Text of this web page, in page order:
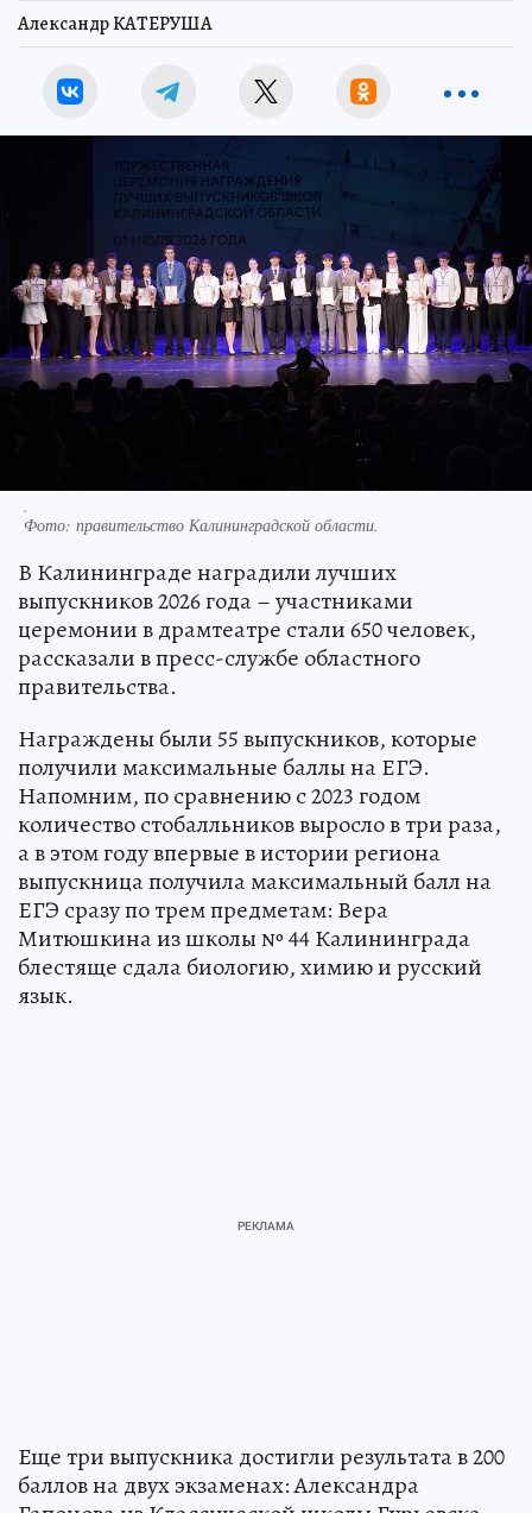
Александр КАТЕРУША
.
Фото: правительство Калининградской области.
В Калининграде наградили лучших
выпускников 2026 года – участниками
церемонии в драмтеатре стали 650 человек,
рассказали в пресс-службе областного
правительства.
Награждены были 55 выпускников, которые
получили максимальные баллы на ЕГЭ.
Напомним, по сравнению с 2023 годом
количество стобалльников выросло в три раза,
а в этом году впервые в истории региона
выпускница получила максимальный балл на
ЕГЭ сразу по трем предметам: Вера
Митюшкина из школы № 44 Калининграда
блестяще сдала биологию, химию и русский
язык.
Еще три выпускника достигли результата в 200
баллов на двух экзаменах: Александра